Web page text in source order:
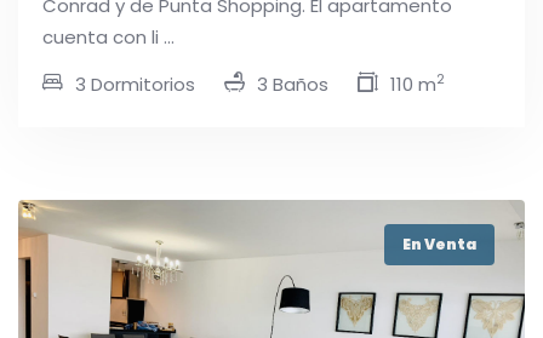
Conrad y de Punta Shopping. El apartamento
cuenta con li ...
3 Dormitorios
3 Baños 110 m2
En Venta